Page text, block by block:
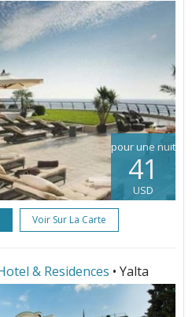
pour une nuit
41
USD
Voir Sur La Carte
& Residences • Yalta